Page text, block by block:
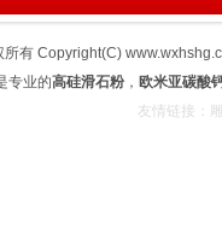
所有 Copyright(C)
专业的高硅滑石粉， 欧米亚碳酸
友情链接：